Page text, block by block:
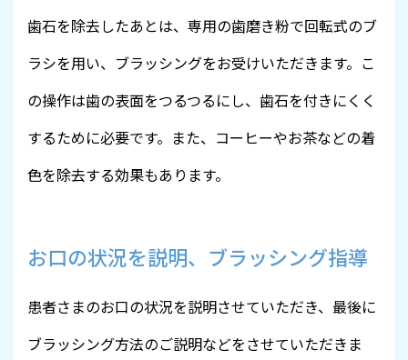
歯石を除去したあとは、専用の歯磨き粉で回転式のブ
ラシを用い、ブラッシングをお受けいただきます。こ
の操作は歯の表面をつるつるにし、歯石を付きにくく
するために必要です。また、コーヒーやお茶などの着
色を除去する効果もあります。
お口の状況を説明、ブラッシング指導
患者さまのお口の状況を説明させていただき、最後に
ブラッシング方法のご説明などをさせていただきま